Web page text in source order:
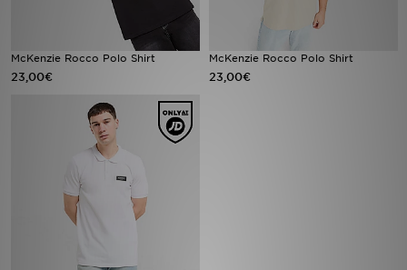
McKenzie Rocco Polo Shirt
23,00€
McKenzie Rocco Polo Shirt
23,00€
Lataa JD-sovellus
Minun JD